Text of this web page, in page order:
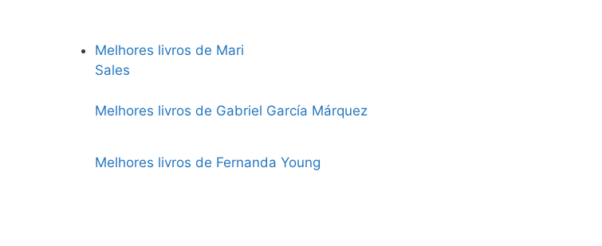
Melhores livros de Mari
Sales
Melhores livros de Gabriel García Márquez
Melhores livros de Fernanda Young